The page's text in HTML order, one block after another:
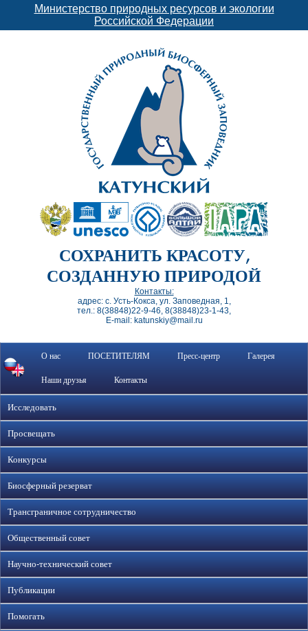
Министерство природных ресурсов и экологии
Российской Федерации
СОХРАНИТЬ КРАСОТУ,
СОЗДАННУЮ ПРИРОДОЙ
Контакты:
адрес: с. Усть-Кокса, ул. Заповедная, 1,
тел.: 8(38848)22-9-46, 8(38848)23-1-43,
E-mail: katunskiy@mail.ru
О нас ПОСЕТИТЕЛЯМ Пресс-центр Галерея
Наши друзья Контакты
Исследовать
Просвещать
Конкурсы
Биосферный резерват
Трансграничное сотрудничество
Общественный совет
Научно-технический совет
Публикации
Помогать